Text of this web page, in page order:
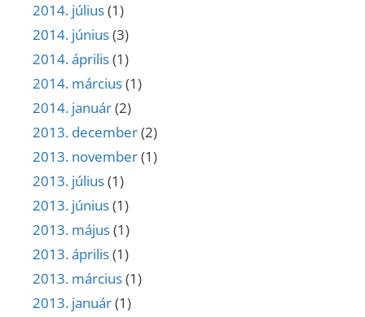
2014. július(1)
2014. június(3)
2014. április(1)
2014. március(1)
2014. január(2)
2013. december(2)
2013. november(1)
2013. július(1)
2013. június(1)
2013. május(1)
2013. április(1)
2013. március(1)
2013. január(1)